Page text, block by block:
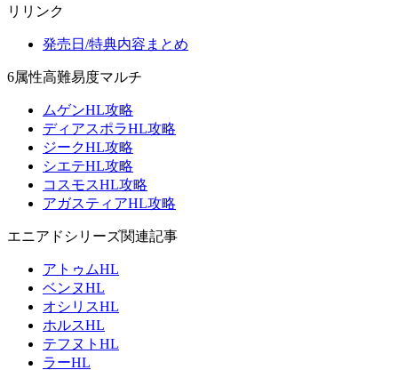
リリンク
発売日/特典内容まとめ
6属性高難易度マルチ
ムゲンHL攻略
ディアスポラHL攻略
ジークHL攻略
シエテHL攻略
コスモスHL攻略
アガスティアHL攻略
エニアドシリーズ関連記事
アトゥムHL
ベンヌHL
オシリスHL
ホルスHL
テフヌトHL
ラーHL